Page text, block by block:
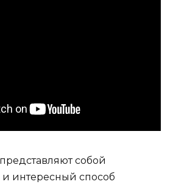
собой
интересный способ